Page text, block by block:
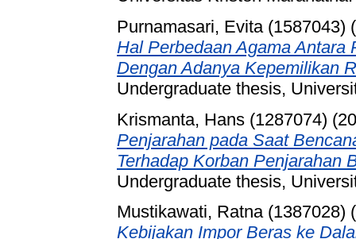
Purnamasari, Evita (1587043)
Hal Perbedaan Agama
Dengan Adanya Kepemilikan
Undergraduate thesis,
Krismanta, Hans (1287074)
Penjarahan pada Saat
Terhadap Korban Penjarahan
Undergraduate thesis,
Mustikawati, Ratna (1387028)
Kebijakan Impor Beras ke